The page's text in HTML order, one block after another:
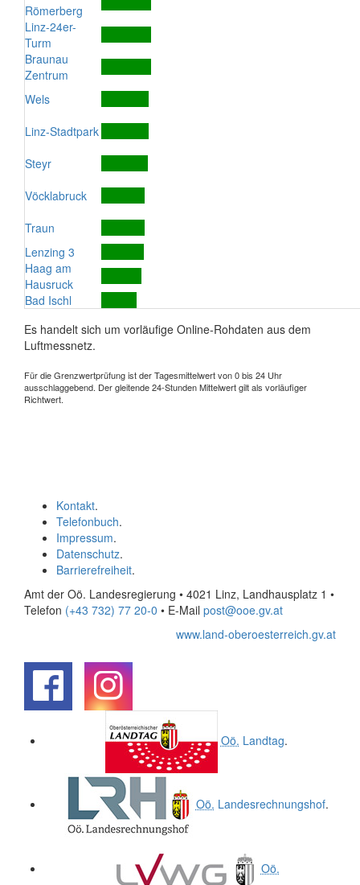
Römerberg
Linz-24er-
Turm
Braunau
Zentrum
Wels
Linz-Stadtpark
Steyr
Vöcklabruck
Traun
Lenzing 3
Haag am
Hausruck
Bad Ischl
Es handelt sich um vorläufige Online-Rohdaten aus dem
Luftmessnetz.
Für die Grenzwertprüfung ist der Tagesmittelwert von 0 bis 24 Uhr
ausschlaggebend. Der gleitende 24-Stunden Mittelwert gilt als vorläufiger
Richtwert.
Kontakt.
Telefonbuch.
Impressum.
Datenschutz.
Barrierefreiheit.
Amt der Oö. Landesregierung • 4021 Linz, Landhausplatz 1 •
Telefon (+43 732) 77 20-0 • E-Mail post@ooe.gv.at
www.land-oberoesterreich.gv.at
Oö. Landtag.
Oö. Landesrechnungshof.
Oö.